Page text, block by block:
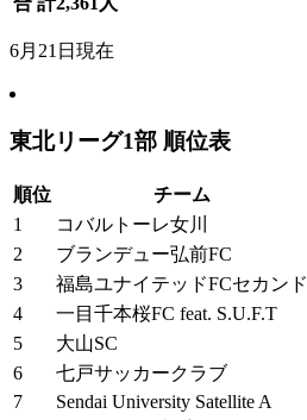
6月21日現在
東北リーグ1部 順位表
順位 チーム
1
コバルトーレ女川
2
ブランデュー弘前FC
3
福島ユナイテッドFCセカンド
4
一目千本桜FC feat. S.U.F.T
5
大山SC
6
七戸サッカークラブ
7
Sendai University Satellite A